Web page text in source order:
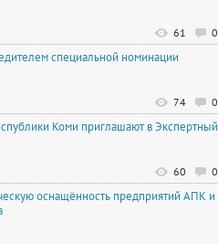
0
61
специальной номинации
0
74
Коми приглашают в Экспертный
0
60
оснащённость предприятий АПК и